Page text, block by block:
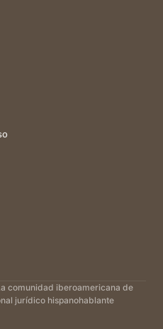
comunidad iberoamericana de
jurídico hispanohablante